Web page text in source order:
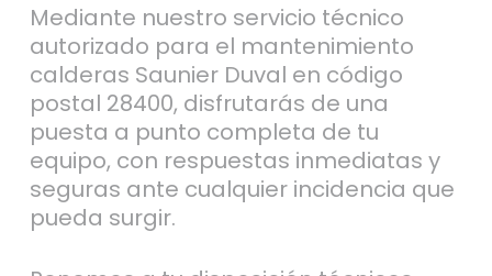
Mediante nuestro servicio técnico
autorizado para el mantenimiento
calderas Saunier Duval en código
postal 28400, disfrutarás de una
puesta a punto completa de tu
equipo, con respuestas inmediatas y
seguras ante cualquier incidencia que
pueda surgir.